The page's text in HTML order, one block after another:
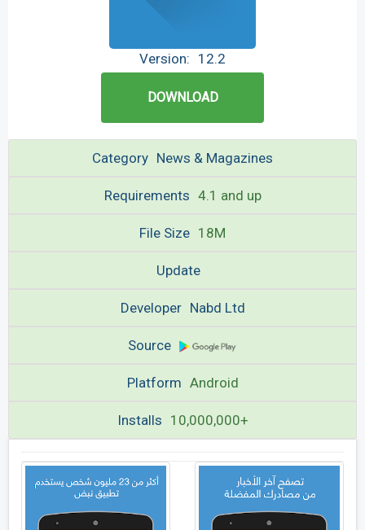
Version: 12.2
DOWNLOAD
Category News & Magazines
Requirements 4.1 and up
File Size 18M
Update
Developer Nabd Ltd
Source
Platform Android
Installs 10,000,000+